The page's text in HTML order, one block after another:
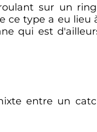
sur un
ce type a eu lieu
qui est
entre un